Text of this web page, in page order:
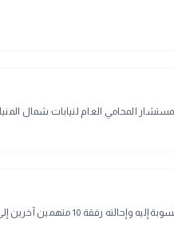
تسلم صبري نخنوخ أمر الإحالة الصادر بحقه من النيابة العامة في القضية المعروفة